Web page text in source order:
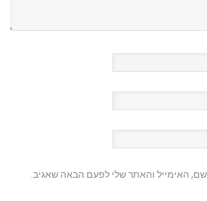
האימייל והאתר שלי לפעם הבאה שאגיב.